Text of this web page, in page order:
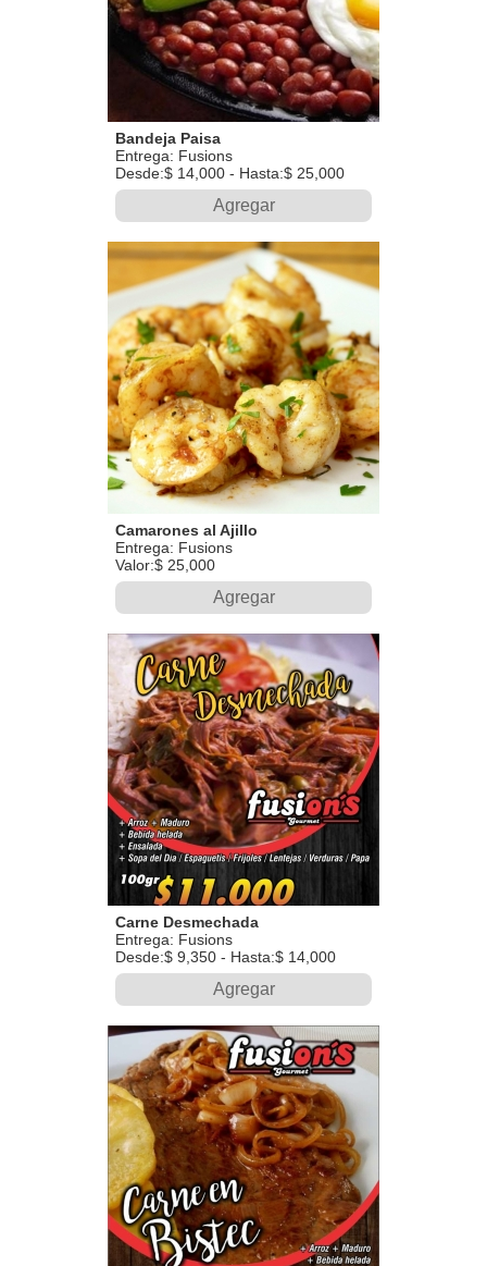
Bandeja Paisa
Entrega: Fusions
Desde:$ 14,000 - Hasta:$ 25,000
Agregar
Camarones al Ajillo
Entrega: Fusions
Valor:$ 25,000
Agregar
Carne Desmechada
Entrega: Fusions
Desde:$ 9,350 - Hasta:$ 14,000
Agregar